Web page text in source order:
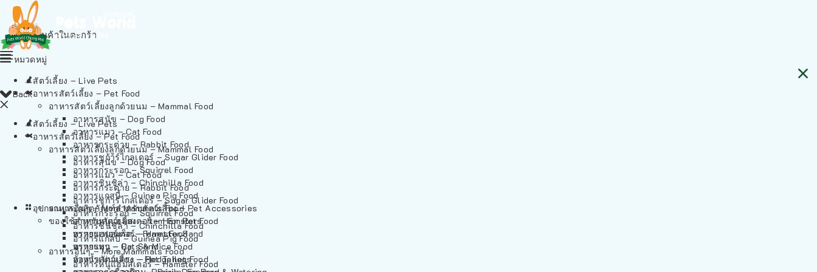
ไม่มีสินค้าในตะกร้า
Back
สัตว์เลี้ยง – Live Pets
อาหารสัตว์เลี้ยง – Pet Food
อาหารสัตว์เลี้ยงลูกด้วยนม – Mammal Food
อาหารสุนัข – Dog Food
อาหารแมว – Cat Food
อาหารกระต่าย – Rabbit Food
อาหารชูก้าร์ไกลเดอร์ – Sugar Glider Food
อาหารกระรอก – Squirrel Food
อาหารชินชิล่า – Chinchilla Food
อาหารแกสบี้ – Guinea Pig Food
อาหารอื่นๆ – More Mammals Food
อาหารหนูแฮมสเตอร์ – Hamster Food
หมวดหมู่
สัตว์เลี้ยง – Live Pets
อาหารสัตว์เลี้ยง – Pet Food
อาหารสัตว์เลี้ยงลูกด้วยนม – Mammal Food
อาหารสุนัข – Dog Food
อาหารแมว – Cat Food
อาหารกระต่าย – Rabbit Food
อาหารชูก้าร์ไกลเดอร์ – Sugar Glider Food
อาหารกระรอก – Squirrel Food
อาหารชินชิล่า – Chinchilla Food
อาหารแกสบี้ – Guinea Pig Food
อาหารอื่นๆ – More Mammals Food
อาหารหนูแฮมสเตอร์ – Hamster Food
อาหารเฟอร์เร็ต – Ferret Food
อาหารหนู – Rats & Mice Food
อาหารเม่นแคระ – Hedgehog Food
อุปกรณและผลิตภัณฑ์สำหรับสัตว์เลี้ยง – Pet Accessories
ของใช้สำหรับสัตว์เลี้ยง – Item For Pets
ทรายแฮมสเตอร์ – Hamster Sand
ทรายแมว – Cat Sand
ห้องน้ำสัตว์เลี้ยง – Pet Toilets